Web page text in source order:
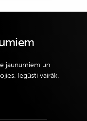
jaunumiem un
Iegūsti vairāk.